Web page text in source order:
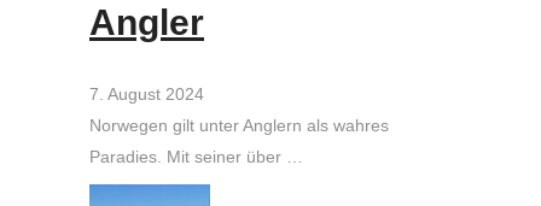
Angler
7. August 2024
Norwegen gilt unter Anglern als wahres
Paradies. Mit seiner über …